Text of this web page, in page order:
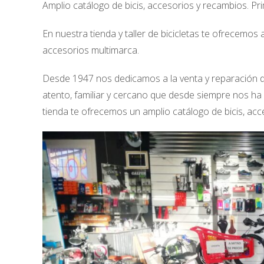
Amplio catálogo de bicis, accesorios y recambios.
En nuestra tienda y taller de bicicletas te
accesorios multimarca.
Desde 1947 nos dedicamos a la venta y
atento, familiar y cercano que desde siempre nos
tienda te ofrecemos un amplio catálogo de bicis,